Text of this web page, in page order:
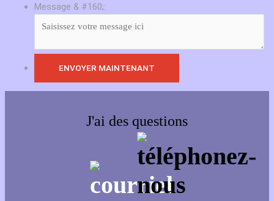
Message & #160;:
J'ai des questions